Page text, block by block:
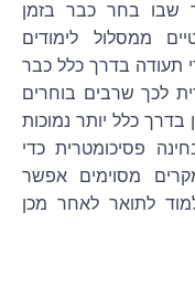
שבו בחר כבר בזמן
ממסלול לימודים
תעודה בדרך כלל כבר
לכך שרבים בוחרים
בדרך כלל יותר נמוכות
פסיכומטרית כדי
מסוימים אפשר
לתואר לאחר מכן